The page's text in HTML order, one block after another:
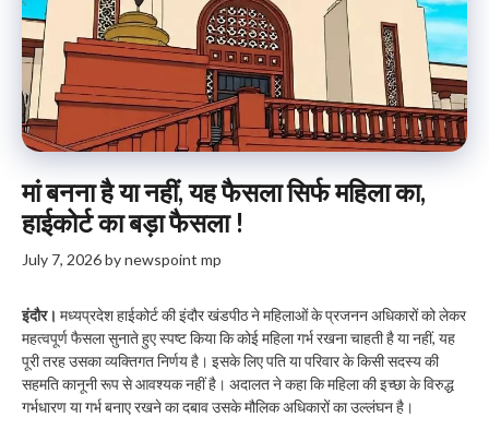
मां बनना है या नहीं, यह फैसला सिर्फ महिला का,
हाईकोर्ट का बड़ा फैसला !
July 7, 2026bynewspoint mp
इंदौर। मध्यप्रदेश हाईकोर्ट की इंदौर खंडपीठ ने महिलाओं के प्रजनन अधिकारों को लेकर
महत्वपूर्ण फैसला सुनाते हुए स्पष्ट किया कि कोई महिला गर्भ रखना चाहती है या नहीं, यह
पूरी तरह उसका व्यक्तिगत निर्णय है। इसके लिए पति या परिवार के किसी सदस्य की
सहमति कानूनी रूप से आवश्यक नहीं है। अदालत ने कहा कि महिला की इच्छा के विरुद्ध
गर्भधारण या गर्भ बनाए रखने का दबाव उसके मौलिक अधिकारों का उल्लंघन है।